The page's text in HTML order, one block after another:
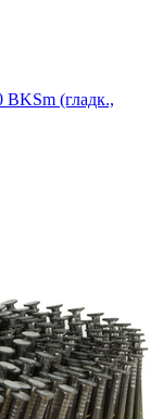
BKSm (гладк.,